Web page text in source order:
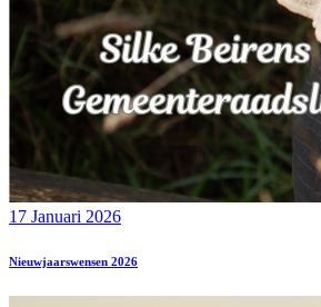
17 Januari 2026
Nieuwjaarswensen 2026